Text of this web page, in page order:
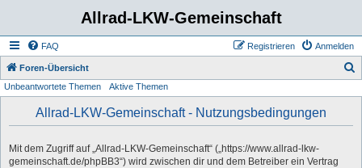
Allrad-LKW-Gemeinschaft
FAQ Anmelden
Registrieren
Foren-Übersicht
Unbeantwortete Themen Aktive Themen
Allrad-LKW-Gemeinschaft - Nutzungsbedingungen
Mit dem Zugriff auf „Allrad-LKW-Gemeinschaft“ („https://www.allrad-lkw-
gemeinschaft.de/phpBB3“) wird zwischen dir und dem Betreiber ein Vertrag